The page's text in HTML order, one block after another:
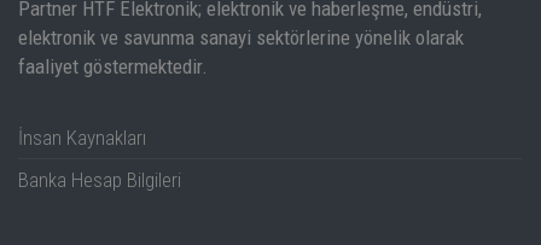
Max Hafıza
Derinliği
500 Mpts 500 Mpts 500 Mpts
Yakalama
Partner HTF Elektronik; elektronik ve haberleşme, endüstri,
elektronik ve savunma sanayi sektörlerine yönelik olarak
faaliyet göstermektedir.
İnsan Kaynakları
Banka Hesap Bilgileri